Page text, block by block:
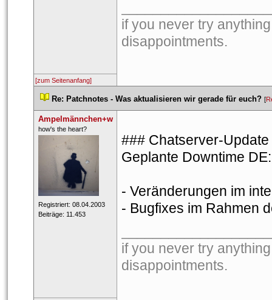
if you never try
disappointments.
[zum Seitenanfang]
Re: Patchnotes - Was aktualisieren wir gerade für euch? [
Ampelmännchen+w
​how's the heart?
Registriert: 08.04.2003
Beiträge: 11.453
### Chatserver-
Geplante Downtime
- Veränderungen im
- Bugfixes im Rahmen
if you never try
disappointments.